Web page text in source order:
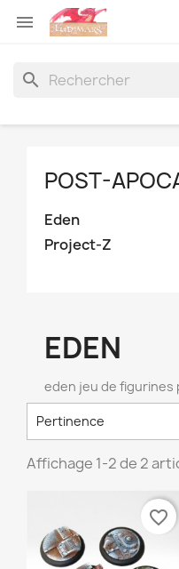

search
POST-
Eden
Project-Z
EDEN
eden jeu de
Pertinence
Affichage 1-2 de 2
favorite_border